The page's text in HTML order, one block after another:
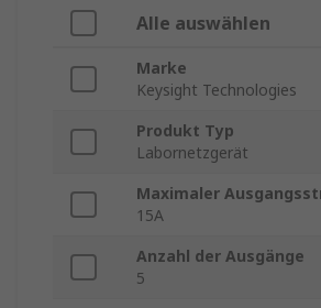
Alle auswählen
Marke
Keysight Technologies
Produkt Typ
Labornetzgerät
Maximaler
15A
Anzahl der Ausgänge
5